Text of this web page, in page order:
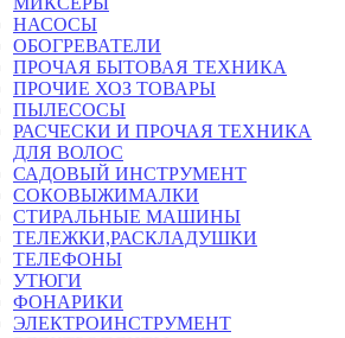
НАСОСЫ
ОБОГРЕВАТЕЛИ
ПРОЧАЯ БЫТОВАЯ ТЕХНИКА
ПРОЧИЕ ХОЗ ТОВАРЫ
ПЫЛЕСОСЫ
РАСЧЕСКИ И ПРОЧАЯ ТЕХНИКА
ДЛЯ ВОЛОС
САДОВЫЙ ИНСТРУМЕНТ
СОКОВЫЖИМАЛКИ
СТИРАЛЬНЫЕ МАШИНЫ
ТЕЛЕЖКИ,РАСКЛАДУШКИ
ТЕЛЕФОНЫ
УТЮГИ
ФОНАРИКИ
ЭЛЕКТРОИНСТРУМЕНТ